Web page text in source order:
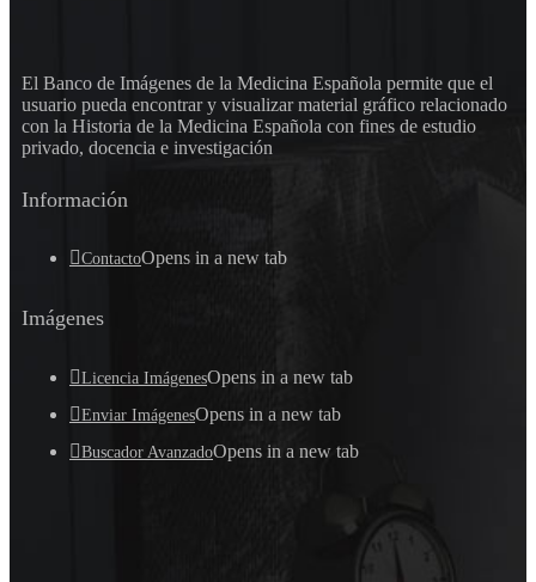
El Banco de Imágenes de la Medicina Española permite que el
usuario pueda encontrar y visualizar material gráfico relacionado
con la Historia de la Medicina Española con fines de estudio
privado, docencia e investigación
Información
ContactoOpens in a new tab
Imágenes
Licencia ImágenesOpens in a new tab
Enviar ImágenesOpens in a new tab
Buscador AvanzadoOpens in a new tab